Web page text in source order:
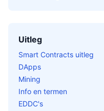
Uitleg
Smart Contracts uitleg
DApps
Mining
Info en termen
EDDC's